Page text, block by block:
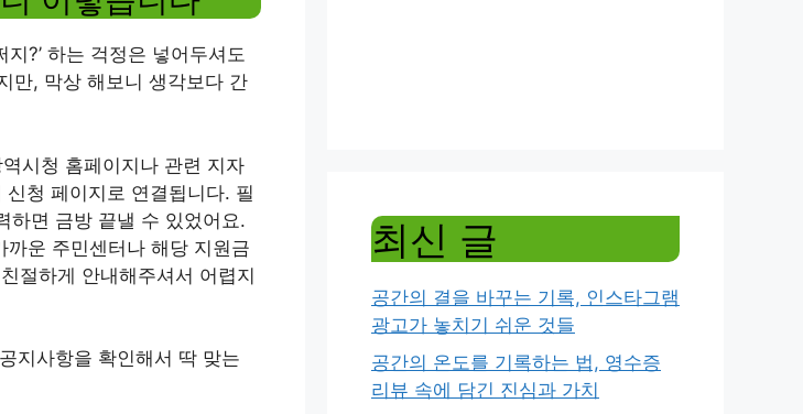
?’ 하는 걱정은 넣어두셔도
만, 막상 해보니 생각보다 간
시청 홈페이지나 관련 지자
신청 페이지로 연결됩니다. 필
하면 금방 끝낼 수 있었어요.
운 주민센터나 해당 지원금
절하게 안내해주셔서 어렵지
지사항을 확인해서 딱 맞는
최신 글
공간의 결을 바꾸는 기록, 인스타그램
광고가 놓치기 쉬운 것들
공간의 온도를 기록하는 법, 영수증
리뷰 속에 담긴 진심과 가치